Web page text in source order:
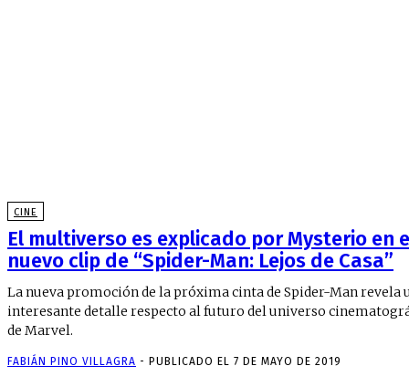
CINE
El multiverso es explicado por Mysterio en
nuevo clip de “Spider-Man: Lejos de Casa”
La nueva promoción de la próxima cinta de Spider-Man revela
interesante detalle respecto al futuro del universo
de Marvel.
FABIÁN PINO VILLAGRA - PUBLICADO EL 7 DE MAYO DE 2019